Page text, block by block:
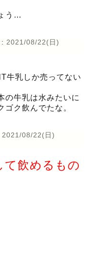
う…
: 2021/08/22(日)
牛乳しか売ってない
の牛乳は水みたいに
ク飲んでたな。
2021/08/22(日)
て飲めるもの